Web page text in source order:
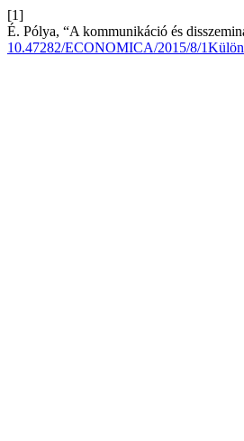
[1]
É. Pólya, “A kommunikáció és
10.47282/ECONOMICA/2015/8/